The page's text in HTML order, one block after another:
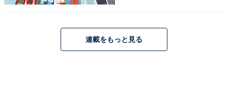
連載をもっと見る